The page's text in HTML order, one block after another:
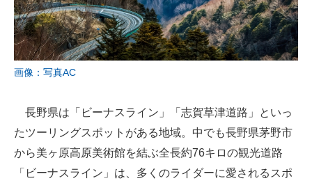
画像：写真AC
長野県は「ビーナスライン」「志賀草津道路」といっ
たツーリングスポットがある地域。中でも長野県茅野市
から美ヶ原高原美術館を結ぶ全長約76キロの観光道路
「ビーナスライン」は、多くのライダーに愛されるスポ